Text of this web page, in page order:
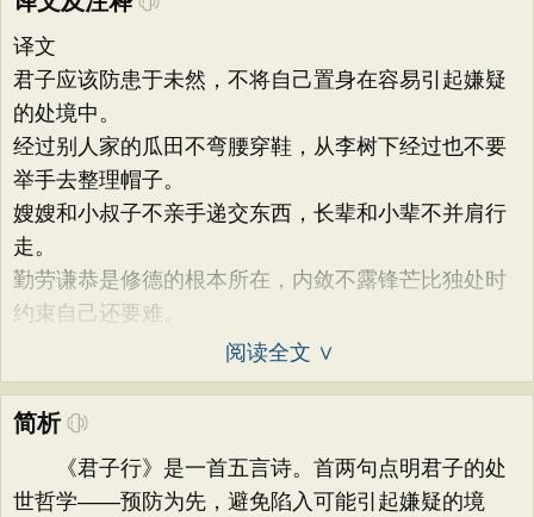
译文
君子应该防患于未然，不将自己置身在容易引起嫌疑
的处境中。
经过别人家的瓜田不弯腰穿鞋，从李树下经过也不要
举手去整理帽子。
嫂嫂和小叔子不亲手递交东西，长辈和小辈不并肩行
走。
勤劳谦恭是修德的根本所在，内敛不露锋芒比独处时
约束自己还要难。
阅读全文 ∨
简析
《君子行》是一首五言诗。首两句点明君子的处
世哲学——预防为先，避免陷入可能引起嫌疑的境